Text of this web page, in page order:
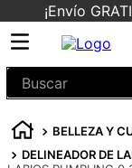
¡Envío
Buscar
BELLEZA Y
DELINEADOR DE